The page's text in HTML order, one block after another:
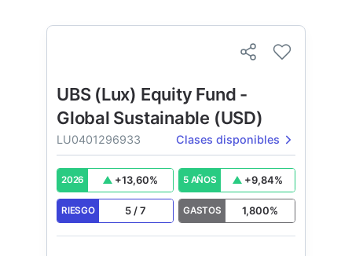
UBS (Lux) Equity Fund -
Global Sustainable (USD)
LU0401296933 Clases disponibles
2026 +13,60% 5 AÑOS +9,84%
RIESGO 5 /7 GASTOS 1,800%